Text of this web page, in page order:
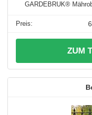
GARDEBRUK®
ZUM